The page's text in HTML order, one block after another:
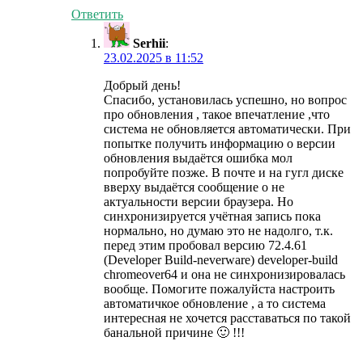
Ответить
Serhii:
23.02.2025 в 11:52
Добрый день!
Спасибо, установилась успешно, но вопрос
про обновления , такое впечатление ,что
система не обновляется автоматически. При
попытке получить информацию о версии
обновления выдаётся ошибка мол
попробуйте позже. В почте и на гугл диске
вверху выдаётся сообщение о не
актуальности версии браузера. Но
синхронизируется учётная запись пока
нормально, но думаю это не надолго, т.к.
перед этим пробовал версию 72.4.61
(Developer Build-neverware) developer-build
chromeover64 и она не синхронизировалась
вообще. Помогите пожалуйста настроить
автоматичкое обновление , а то система
интересная не хочется расставаться по такой
банальной причине 🙂 !!!